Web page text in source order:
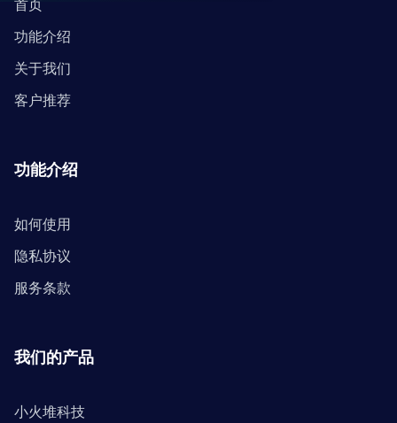
首页
功能介绍
关于我们
客户推荐
功能介绍
如何使用
隐私协议
服务条款
我们的产品
小火堆科技